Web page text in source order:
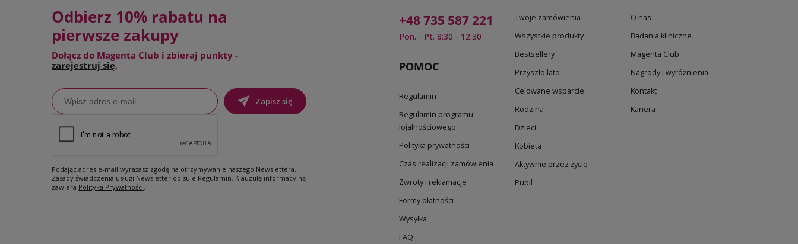
Odbierz 10% rabatu na
pierwsze zakupy
Dołącz do Magenta Club i zbieraj punkty -
zarejestruj się.
Zapisz się
Podając adres e-mail wyrażasz zgodę na otrzymywanie naszego Newslettera.
Zasady świadczenia usługi Newsletter opisuje Regulamin. Klauzulę informacyjną
zawiera Polityka Prywatności
+48 735 587 221
Pon. - Pt. 8:30 - 12:30
POMOC
Regulamin
Regulamin programu
lojalnościowego
Polityka prywatności
Czas realizacji zamówienia
Zwroty i reklamacje
Formy płatności
Wysyłka
FAQ
Twoje zamówienia
Wszystkie produkty
Bestsellery
Przyszło lato
Celowane wsparcie
Rodzina
Dzieci
Kobieta
Aktywnie przez życie
Pupil
O nas
Badania kliniczne
Magenta Club
Nagrody i wyróżnienia
Kontakt
Kariera